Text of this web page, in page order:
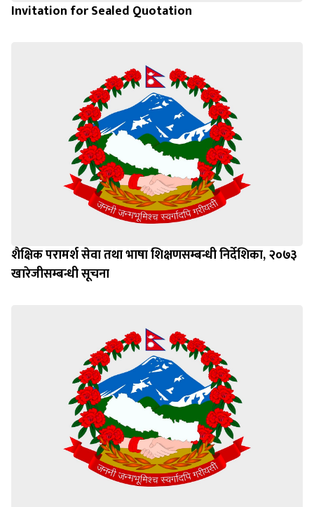
Invitation for Sealed Quotation
शैक्षिक परामर्श सेवा तथा भाषा शिक्षणसम्बन्धी निर्देशिका, २०७३
खारेजीसम्बन्धी सूचना